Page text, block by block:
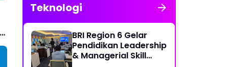
Teknologi
BRI Region 6 Gelar
Pendidikan Leadership
& Managerial Skill